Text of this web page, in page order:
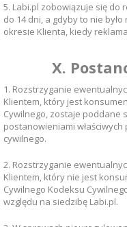
5. Labi.pl zobowiązuje się do
do 14 dni, a gdyby to nie
okresie Klienta, kiedy
X.
1. Rozstrzyganie
Klientem, który jest
Cywilnego, zostaje poddane
postanowieniami
cywilnego.
2. Rozstrzyganie
Klientem, który nie jest
Cywilnego Kodeksu
względu na siedzibę Labi.pl.